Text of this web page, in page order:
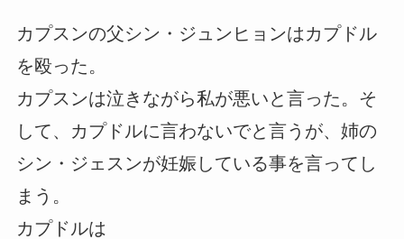
カプスンの父シン・ジュンヒョンはカプドル
を殴った。
カプスンは泣きながら私が悪いと言った。そ
して、カプドルに言わないでと言うが、姉の
シン・ジェスンが妊娠している事を言ってし
まう。
カプドルは